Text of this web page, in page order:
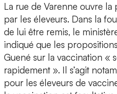
La rue de Varenne ouvre la
par les éleveurs. Dans la
de lui être remis, le
indiqué que les
Guené sur la vaccination «
rapidement ». Il s’agit
pour les éleveurs de